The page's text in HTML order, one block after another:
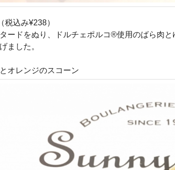
税込み¥238）
ードをぬり、ドルチェポルコ®使用のばら肉
ました。
とオレンジのスコーン